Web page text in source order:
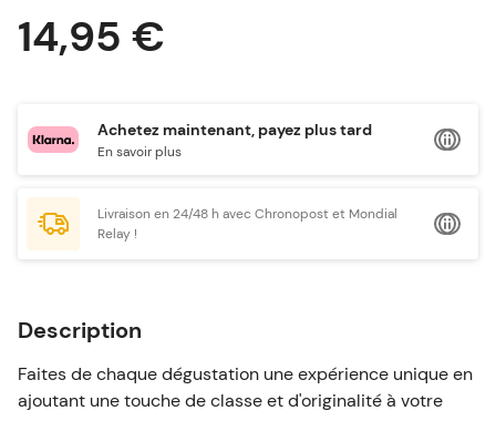
tireuse PerfectDraft Philips
votre machine en un véritable hommage à la
créé à l'image de Jupiler, offrant une esthétique
unique qui capture l'esprit authentique de cette
votre tireuse PerfectDraft, ils adhèrent
appareil.
14,95 €
Achetez maintenant, payez plus tard
En savoir plus
Livraison en 24/48 h avec Chronopost et Mondial
Relay !
Description
Faites de chaque dégustation une expérience unique en
ajoutant une touche de classe et d'originalité à votre